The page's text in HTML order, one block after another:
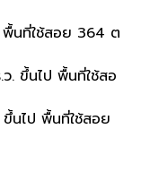
นที่ใช้สอย 364 ต
. ขึ้นไป พื้นที่ใช้สอ
นไป พื้นที่ใช้สอย